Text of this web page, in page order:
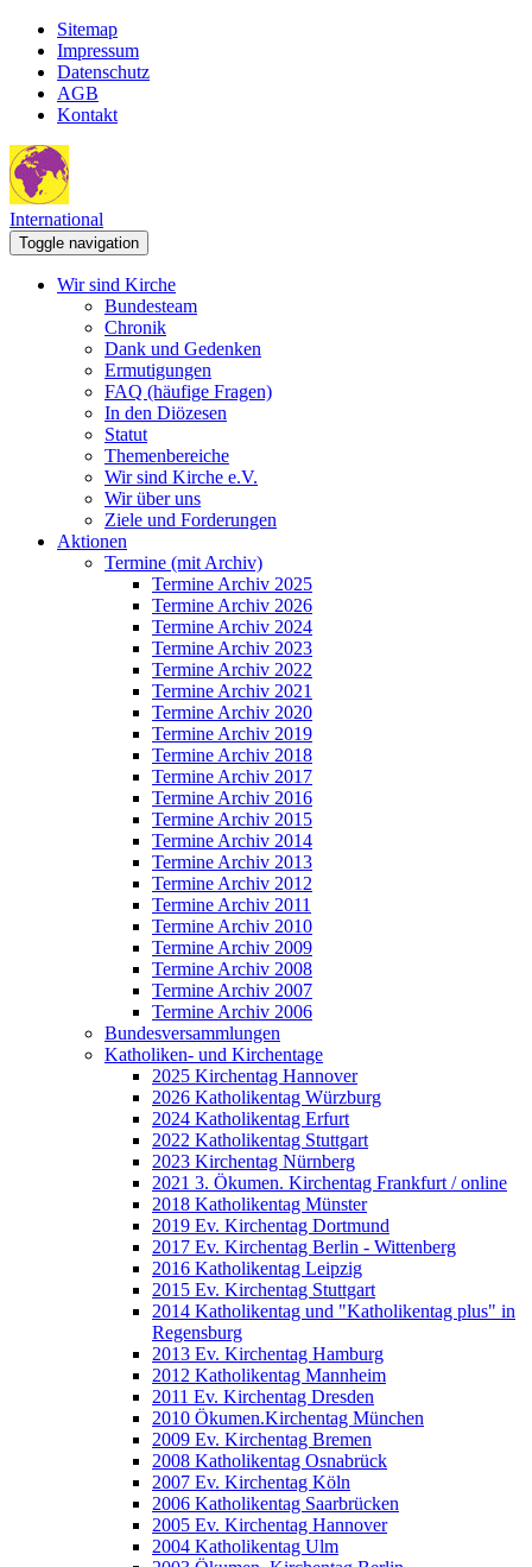
Sitemap
Impressum
Datenschutz
AGB
Kontakt
International
Toggle navigation
Wir sind Kirche
Bundesteam
Chronik
Dank und Gedenken
Ermutigungen
FAQ (häufige Fragen)
In den Diözesen
Statut
Themenbereiche
Wir sind Kirche e.V.
Wir über uns
Ziele und Forderungen
Aktionen
Termine (mit Archiv)
Termine Archiv 2025
Termine Archiv 2026
Termine Archiv 2024
Termine Archiv 2023
Termine Archiv 2022
Termine Archiv 2021
Termine Archiv 2020
Termine Archiv 2019
Termine Archiv 2018
Termine Archiv 2017
Termine Archiv 2016
Termine Archiv 2015
Termine Archiv 2014
Termine Archiv 2013
Termine Archiv 2012
Termine Archiv 2011
Termine Archiv 2010
Termine Archiv 2009
Termine Archiv 2008
Termine Archiv 2007
Termine Archiv 2006
Bundesversammlungen
Katholiken- und Kirchentage
2025 Kirchentag Hannover
2026 Katholikentag Würzburg
2024 Katholikentag Erfurt
2022 Katholikentag Stuttgart
2023 Kirchentag Nürnberg
2021 3. Ökumen. Kirchentag Frankfurt / online
2018 Katholikentag Münster
2019 Ev. Kirchentag Dortmund
2017 Ev. Kirchentag Berlin - Wittenberg
2016 Katholikentag Leipzig
2015 Ev. Kirchentag Stuttgart
2014 Katholikentag und "Katholikentag plus" in
Regensburg
2013 Ev. Kirchentag Hamburg
2012 Katholikentag Mannheim
2011 Ev. Kirchentag Dresden
2010 Ökumen.Kirchentag München
2009 Ev. Kirchentag Bremen
2008 Katholikentag Osnabrück
2007 Ev. Kirchentag Köln
2006 Katholikentag Saarbrücken
2005 Ev. Kirchentag Hannover
2004 Katholikentag Ulm